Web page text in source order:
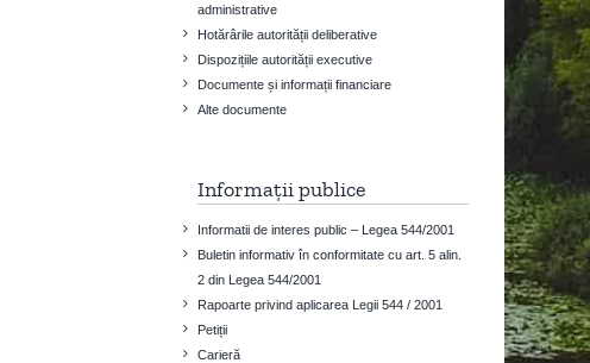
administrative
Hotărârile autorității deliberative
Dispozițiile autorității executive
Documente și informații financiare
Alte documente
Informații publice
Informatii de interes public – Legea 544/2001
Buletin informativ în conformitate cu art. 5 alin.
2 din Legea 544/2001
Rapoarte privind aplicarea Legii 544 / 2001
Petiții
Carieră